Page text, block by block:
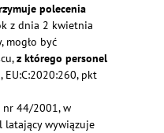
polecenia
z dnia 2 kwietnia
mogło być
z którego personel
EU:C:2020:260, pkt
nr 44/2001, w
latający wywiązuje